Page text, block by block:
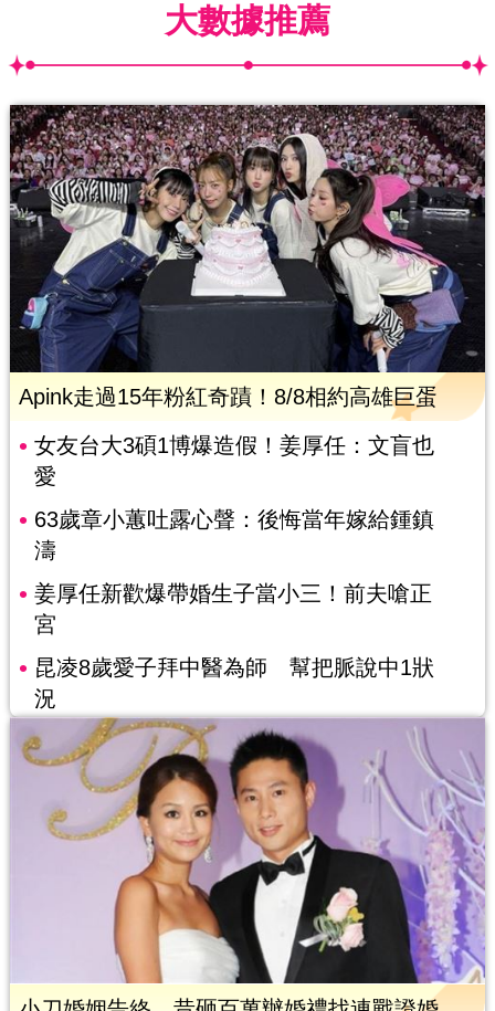
大數據推薦
Apink走過15年粉紅奇蹟！8/8相約高雄巨蛋
女友台大3碩1博爆造假！姜厚任：文盲也
愛
63歲章小蕙吐露心聲：後悔當年嫁給鍾鎮
濤
姜厚任新歡爆帶婚生子當小三！前夫嗆正
宮
昆凌8歲愛子拜中醫為師 幫把脈說中1狀
況